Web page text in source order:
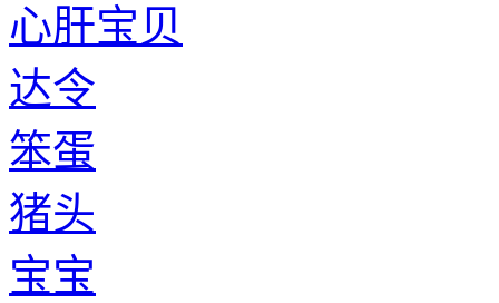
心肝宝贝
达令
笨蛋
猪头
宝宝